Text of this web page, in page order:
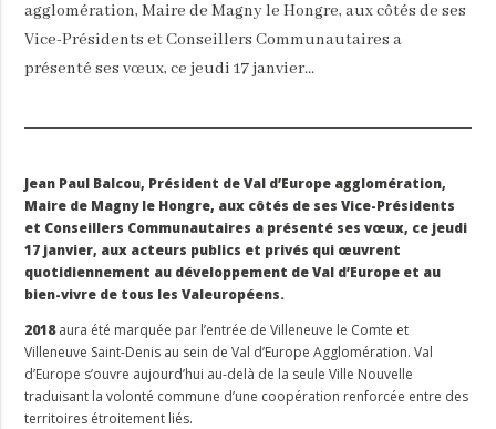
agglomération, Maire de Magny le Hongre, aux côtés de ses
Vice-Présidents et Conseillers Communautaires a
présenté ses vœux, ce jeudi 17 janvier...
Jean Paul Balcou, Président de Val d’Europe agglomération,
Maire de Magny le Hongre, aux côtés de ses Vice-Présidents
et Conseillers Communautaires a présenté ses vœux, ce jeudi
17 janvier, aux acteurs publics et privés qui œuvrent
quotidiennement au développement de Val d’Europe et au
bien-vivre de tous les Valeuropéens.
2018aura été marquée par l’entrée de Villeneuve le Comte et
Villeneuve Saint-Denis au sein de Val d’Europe Agglomération. Val
d’Europe s’ouvre aujourd’hui au-delà de la seule Ville Nouvelle
traduisant la volonté commune d’une coopération renforcée entre des
territoires étroitement liés.